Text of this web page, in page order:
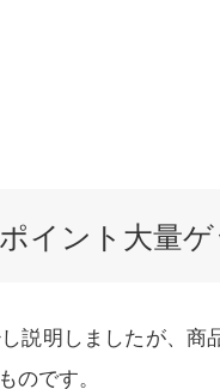
イント大量ゲ
説明しましたが、商
のです。